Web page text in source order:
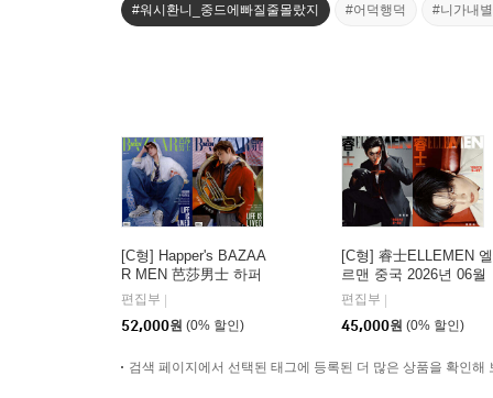
#워시환니_중드에빠질줄몰랐지 #어덕행덕 #니가내
[C형] Happer's BAZAA
R MEN 芭莎男士 하퍼
스 바자 맨 중국 2026년
08월호 : 후명호 (侯明
昊) 커버 (A형 잡지+B형
편집부
52,000원 (0% 할인)
[C형] 睿士ELLEMEN 엘
르맨 중국 2026년 06월
호 : 진철원 (?哲?) 커버
(A형 잡지+B형 잡지+카
드 10장+포스터 1장+엽
편집부
45,000원 (0% 할인)
검색 페이지에서 선택된 태그에 등록된 더 많은 상품을 확인해